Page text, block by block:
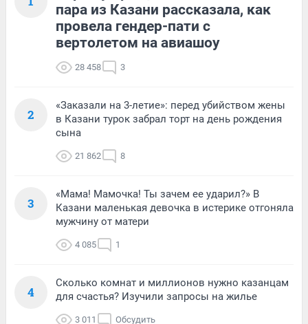
пара из Казани рассказала, как
провела гендер-пати с
вертолетом на авиашоу
28 458 3
2
«Заказали на 3-летие»: перед убийством жены
в Казани турок забрал торт на день рождения
сына
21 862 8
3
«Мама! Мамочка! Ты зачем ее ударил?» В
Казани маленькая девочка в истерике отгоняла
мужчину от матери
4 085 1
4
Сколько комнат и миллионов нужно казанцам
для счастья? Изучили запросы на жилье
3 011 Обсудить